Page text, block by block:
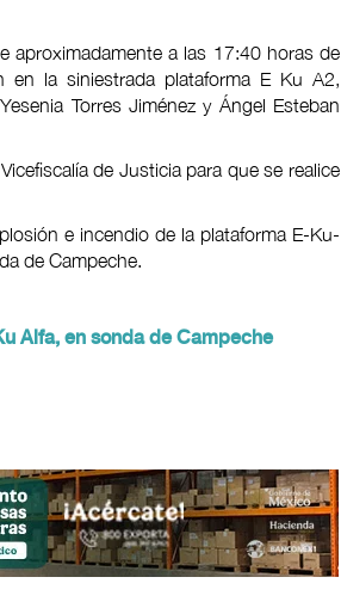
aproximadamente a las 17:40 horas de
en la siniestrada plataforma E Ku A2,
Torres Jiménez y Ángel Esteban
de Justicia para que se realice
e incendio de la plataforma E-Ku-
de Campeche.
Alfa, en sonda de Campeche